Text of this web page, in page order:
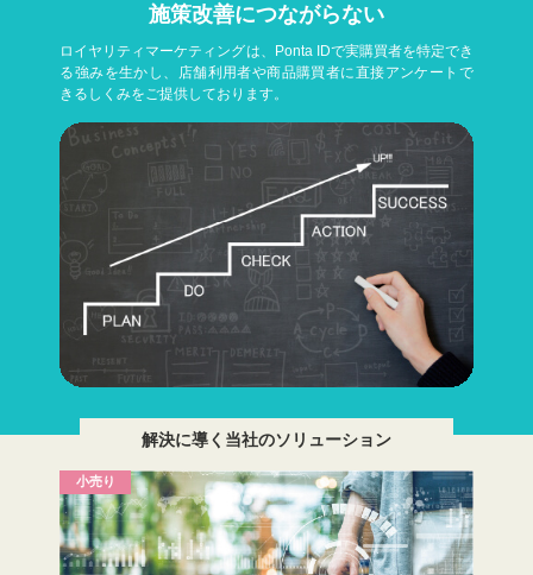
施策改善につながらない
ロイヤリティマーケティングは、Ponta IDで実購買者を特定でき
る強みを生かし、店舗利用者や商品購買者に直接アンケートで
きるしくみをご提供しております。
解決に導く当社のソリューション
小売り